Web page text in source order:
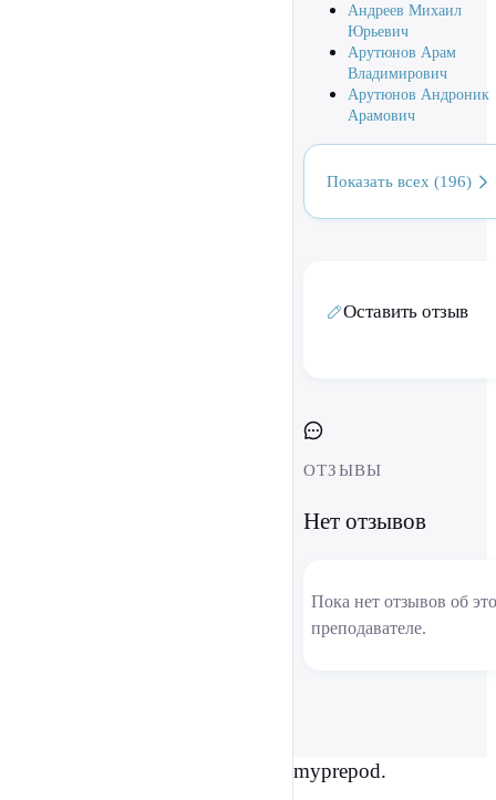
Андреев Михаил
Юрьевич
Арутюнов Арам
Владимирович
Арутюнов Андроник
Арамович
Показать всех (196)
Оставить отзыв
ОТЗЫВЫ
Нет отзывов
Пока нет отзывов об
преподавателе.
myprepod.